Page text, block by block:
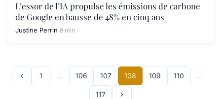
L’essor de l’IA propulse les émissions de carbone
de Google en hausse de 48% en cinq ans
Justine Perrin 8 min
1 … 106 107 108 109 110 …
117